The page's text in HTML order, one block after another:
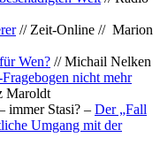
// Zeit-Online // Marion
Wen? // Michail Nelken
nicht mehr
Maroldt
immer Stasi? – Der „Fall
Umgang mit der